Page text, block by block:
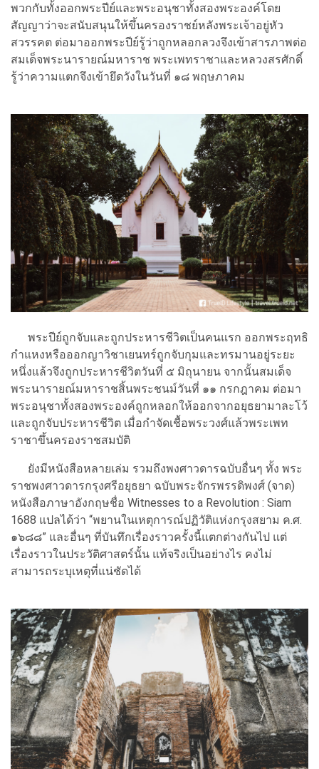
พวกกับทั้งออกพระปีย์และพระอนุชาทั้งสองพระองค์โดย
สัญญาว่าจะสนับสนุนให้ขึ้นครองราชย์หลังพระเจ้าอยู่หัว
สวรรคต ต่อมาออกพระปีย์รู้ว่าถูกหลอกลวงจึงเข้าสารภาพต่อ
สมเด็จพระนารายณ์มหาราช พระเพทราชาและหลวงสรศักดิ์
รู้ว่าความแตกจึงเข้ายึดวังในวันที่ ๑๘ พฤษภาคม
พระปีย์ถูกจับและถูกประหารชีวิตเป็นคนแรก ออกพระฤทธิ
กำแหงหรือออกญาวิชาเยนทร์ถูกจับกุมและทรมานอยู่ระยะ
หนึ่งแล้วจึงถูกประหารชีวิตวันที่ ๕ มิถุนายน จากนั้นสมเด็จ
พระนารายณ์มหาราชสิ้นพระชนม์วันที่ ๑๑ กรกฎาคม ต่อมา
พระอนุชาทั้งสองพระองค์ถูกหลอกให้ออกจากอยุธยามาละโว้
และถูกจับประหารชีวิต เมื่อกำจัดเชื้อพระวงศ์แล้วพระเพท
ราชาขึ้นครองราชสมบัติ
ยังมีหนังสือหลายเล่ม รวมถึงพงศาวดารฉบับอื่นๆ ทั้ง พระ
ราชพงศาวดารกรุงศรีอยุธยา ฉบับพระจักรพรรดิพงศ์ (จาด)
หนังสือภาษาอังกฤษชื่อ Witnesses to a Revolution : Siam
1688 แปลได้ว่า “พยานในเหตุการณ์ปฏิวัติแห่งกรุงสยาม ค.ศ.
๑๖๘๘” และอื่นๆ ที่บันทึกเรื่องราวครั้งนี้แตกต่างกันไป แต่
เรื่องราวในประวัติศาสตร์นั้น แท้จริงเป็นอย่างไร คงไม่
สามารถระบุเหตุที่แน่ชัดได้